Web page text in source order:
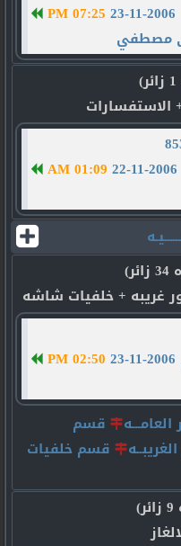
23-11-2006
07:25 PM
مصطفي
الاستفسارات
22-11-2006
01:09 AM
غريبه + خلفيات شاشه
23-11-2006
02:50 PM
قسم
قسم خلفيات